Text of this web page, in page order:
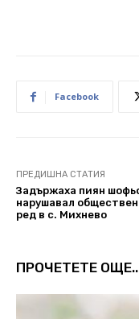
Facebook
ПРЕДИШНА СТАТИЯ
Задържаха пиян
нарушавал
ред в с. Михнево
ПРОЧЕТЕТЕ ОЩЕ..